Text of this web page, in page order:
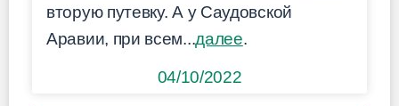
вторую путевку. А у Саудовской
Аравии, при всем...далее.
04/10/2022